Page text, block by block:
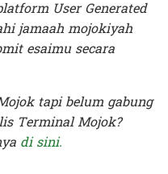
User Generated
jamaah mojokiyah
esaimu secara
tapi belum gabung
Terminal Mojok?
di sini.